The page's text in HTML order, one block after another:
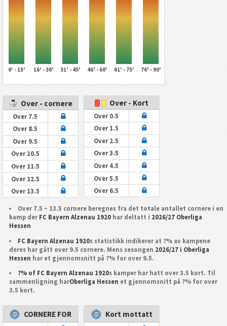
0' - 15' 16' - 30' 31' - 45' 46' - 60' 61' - 75' 76' - 90'
Over - cornere
Over 7.5
Over 8.5
Over 9.5
Over 10.5
Over 11.5
Over 12.5
Over 13.5
Over - Kort
Over 0.5
Over 1.5
Over 2.5
Over 3.5
Over 4.5
Over 5.5
Over 6.5
Over 7.5 ~ 13.5 cornere beregnes fra det totale antallet cornere i en
kamp der FC Bayern Alzenau 1920har deltatt i 2026/27 Oberliga
Hessen
FC Bayern Alzenau 1920s statistikk indikerer at ?% av kampene
deres har gått over 9.5 cornere. Mens sesongen 2026/27 i Oberliga
Hessen har et gjennomsnitt på ?% for over 9.5.
?% of FC Bayern Alzenau 1920s kamper har hatt over 3.5 kort. Til
sammenligning harOberliga Hessen et gjennomsnitt på ?% for over
3.5 kort.
CORNERE FOR Kort mottatt